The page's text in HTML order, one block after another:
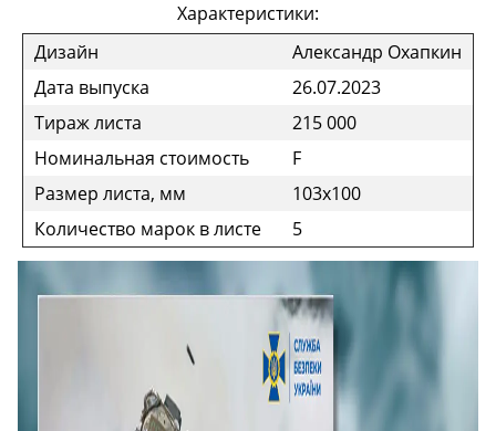
Характеристики:
Дизайн
Александр Охапкин
Дата выпуска
26.07.2023
Тираж листа
215 000
Номинальная стоимость
F
Размер листа, мм
103x100
Количество марок в листе
5